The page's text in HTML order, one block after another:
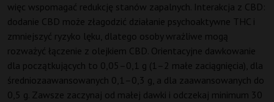
więc wspomagać redukcję stanów zapalnych. Interakcja z CBD:
dodanie CBD może złagodzić działanie psychoaktywne THC i
zmniejszyć ryzyko lęku, dlatego osoby wrażliwe mogą
rozważyć łączenie z olejkiem CBD. Orientacyjne dawkowanie
dla początkujących to 0,05–0,1 g (1–2 małe zaciągnięcia), dla
średniozaawansowanych 0,1–0,3 g, a dla zaawansowanych do
0,5 g. Zawsze zaczynaj od małej dawki i odczekaj minimum 30